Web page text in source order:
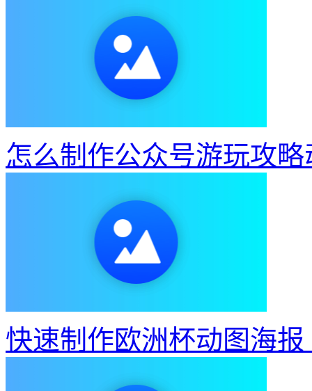
怎么制作公众号游玩攻
快速制作欧洲杯动图海报